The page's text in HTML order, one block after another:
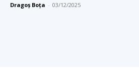
Dragoș Boța - 03/12/2025